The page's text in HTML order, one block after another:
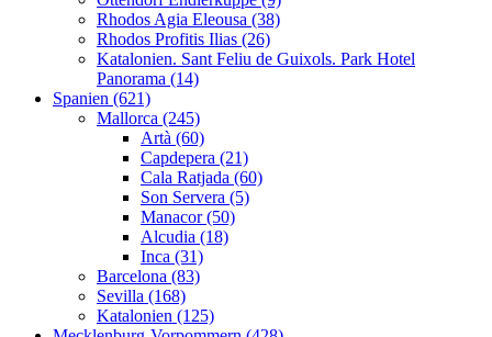
Rhodos Agia Eleousa (38)
Rhodos Profitis Ilias (26)
Katalonien. Sant Feliu de Guixols. Park Hotel
Panorama (14)
Spanien (621)
Mallorca (245)
Artà (60)
Capdepera (21)
Cala Ratjada (60)
Son Servera (5)
Manacor (50)
Alcudia (18)
Inca (31)
Barcelona (83)
Sevilla (168)
Katalonien (125)